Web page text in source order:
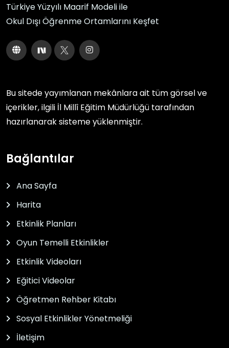
Türkiye Yüzyılı Maarif Modeli ile
Okul Dışı Öğrenme Ortamlarını Keşfet
Bu sitede yayımlanan mekânlara ait tüm görsel ve
içerikler, ilgili İl Millî Eğitim Müdürlüğü tarafından
hazırlanarak sisteme yüklenmiştir.
Bağlantılar
Ana Sayfa
Harita
Etkinlik Planları
Oyun Temelli Etkinlikler
Etkinlik Videoları
Eğitici Videolar
Öğretmen Rehber Kitabı
Sosyal Etkinlikler Yönetmeliği
İletişim